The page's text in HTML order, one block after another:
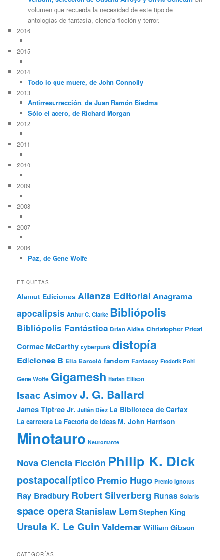
volumen que recuerda la necesidad de este tipo de
antologías de fantasía, ciencia ficción y terror.
2016
2015
2014
Todo lo que muere, de John Connolly
2013
Antirresurrección, de Juan Ramón Biedma
Sólo el acero, de Richard Morgan
2012
2011
2010
2009
2008
2007
2006
Paz, de Gene Wolfe
ETIQUETAS
Alamut Ediciones Alianza Editorial Anagrama
apocalipsis Arthur C. Clarke Bibliópolis
Bibliópolis Fantástica Brian Aldiss Christopher Priest
Cormac McCarthy cyberpunk distopía
Ediciones B Elia Barceló fandom Fantascy Frederik Pohl
Gene Wolfe Gigamesh Harlan Ellison
Isaac AsimovJ. G. Ballard
James Tiptree Jr. Julián Díez La Biblioteca de Carfax
La carretera La Factoría de Ideas M. John Harrison
Minotauro Neuromante
Nova Ciencia Ficción Philip K. Dick
postapocalípticoPremio Hugo Premio Ignotus
Ray Bradbury Robert Silverberg Runas Solaris
space operaStanislaw Lem Stephen King
Ursula K. Le GuinValdemarWilliam Gibson
CATEGORÍAS